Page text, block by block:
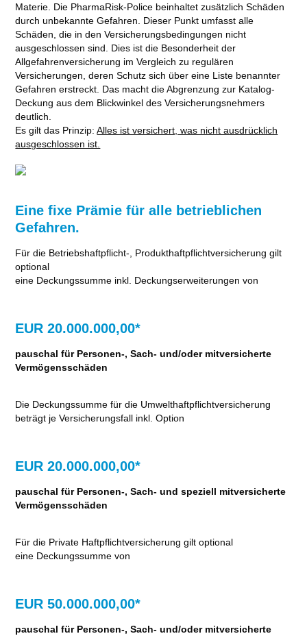
Materie. Die PharmaRisk-Police beinhaltet zusätzlich Schäden
durch unbekannte Gefahren. Dieser Punkt umfasst alle
Schäden, die in den Versicherungsbedingungen nicht
ausgeschlossen sind. Dies ist die Besonderheit der
Allgefahrenversicherung im Vergleich zu regulären
Versicherungen, deren Schutz sich über eine Liste benannter
Gefahren erstreckt. Das macht die Abgrenzung zur Katalog-
Deckung aus dem Blickwinkel des Versicherungsnehmers
deutlich.
Es gilt das Prinzip:Alles ist versichert, was nicht ausdrücklich
ausgeschlossen ist.
Eine fixe Prämie für alle betrieblichen
Gefahren.
Für die Betriebshaftpflicht-, Produkthaftpflichtversicherung gilt
optional
eine Deckungssumme inkl. Deckungserweiterungen von
EUR 20.000.000,00*
pauschal für Personen-, Sach- und/oder mitversicherte
Vermögensschäden
Die Deckungssumme für die Umwelthaftpflichtversicherung
beträgt je Versicherungsfall inkl. Option
EUR 20.000.000,00*
pauschal für Personen-, Sach- und speziell mitversicherte
Vermögensschäden
Für die Private Haftpflichtversicherung gilt optional
eine Deckungssumme von
EUR 50.000.000,00*
pauschal für Personen-, Sach- und/oder mitversicherte